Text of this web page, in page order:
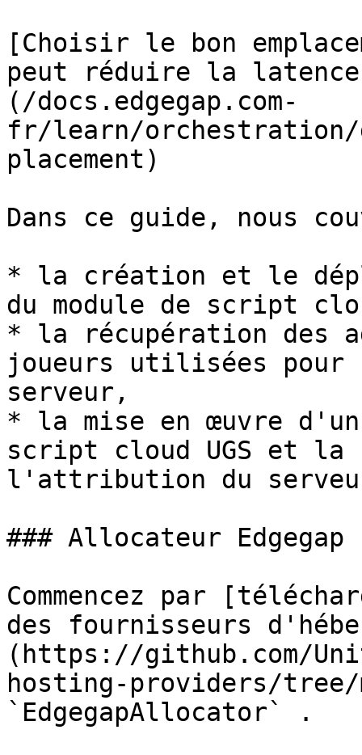
[Choisir le bon
peut réduire la latence
(/docs.edgegap.com-
fr/learn/orchestration/
placement)
Dans ce guide, nous
* la création et le
du module de script
* la récupération des
joueurs utilisées pour
serveur,
* la mise en œuvre d'un
script cloud UGS et la
l'attribution du
### Allocateur Edgegap
Commencez par
des fournisseurs
(https://github.com/
hosting-providers/tree/
`EdgegapAllocator` .